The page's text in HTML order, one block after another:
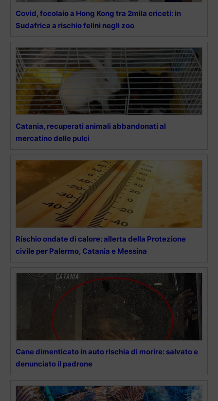
Covid, focolaio a Hong Kong tra 2mila criceti: in
Sudafrica a rischio felini negli zoo
Catania, recuperati animali abbandonati al
mercatino delle pulci
Rischio ondate di calore: allerta della Protezione
civile per Palermo, Catania e Messina
Cane dimenticato in auto rischia di morire: salvato e
denunciato il padrone